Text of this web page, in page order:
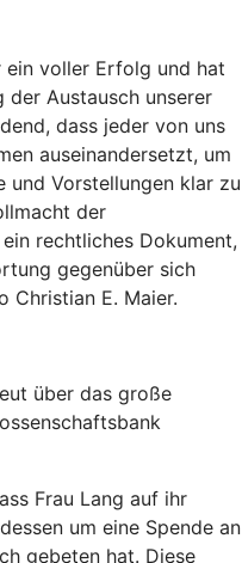
ein voller Erfolg und hat
Austausch unserer
dass jeder von uns
auseinandersetzt, um
und Vorstellungen klar zu
der
rechtliches Dokument,
gegenüber sich
Christian E. Maier.
über das große
Frau Lang auf ihr
um eine Spende an
gebeten hat. Diese